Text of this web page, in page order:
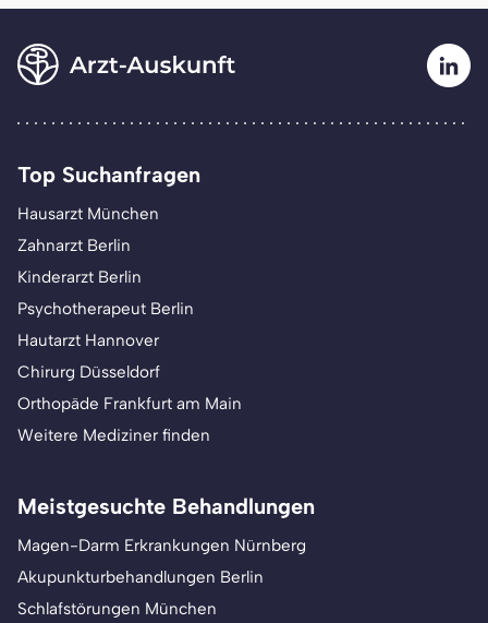
Top Suchanfragen
Hausarzt München
Zahnarzt Berlin
Kinderarzt Berlin
Psychotherapeut Berlin
Hautarzt Hannover
Chirurg Düsseldorf
Orthopäde Frankfurt am Main
Weitere Mediziner finden
Meistgesuchte Behandlungen
Magen-Darm Erkrankungen Nürnberg
Akupunkturbehandlungen Berlin
Schlafstörungen München